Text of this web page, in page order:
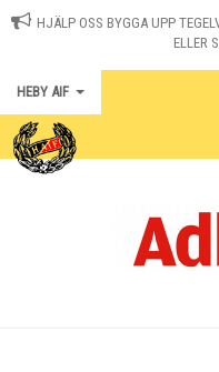
HJÄLP OSS BYGGA UPP
ELLER
HEBY AIF